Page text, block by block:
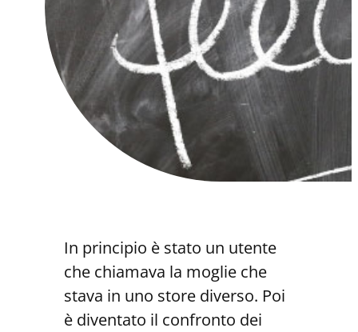
In principio è stato un utente
che chiamava la moglie che
stava in uno store diverso. Poi
è diventato il confronto dei